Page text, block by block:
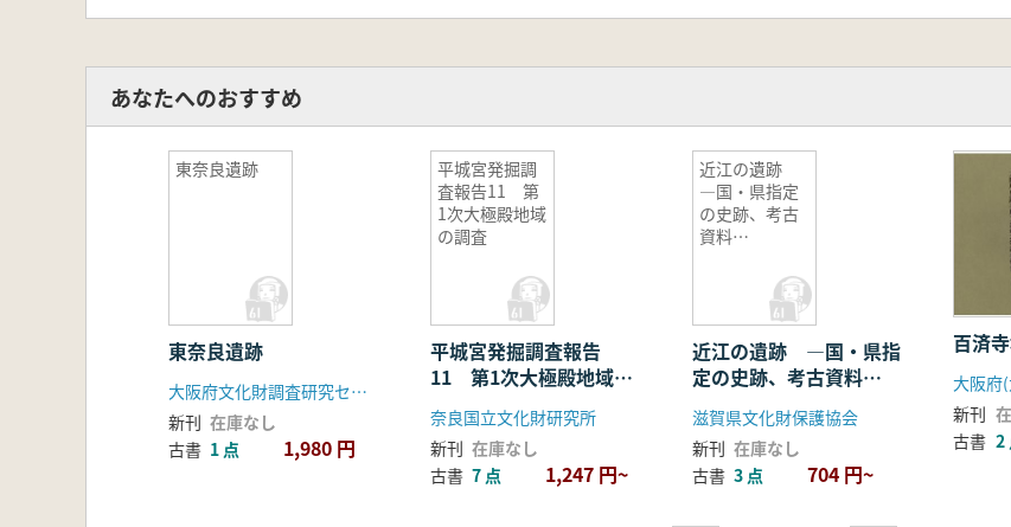
あなたへのおすすめ
東奈良遺跡
東奈良遺跡
大阪府文化財調査研究センター
新刊 在庫なし
古書 1 点 1,980 円
平城宮発掘調
査報告11 第
1次大極殿地域
の調査
平城宮発掘調査報告
11 第1次大極殿地域の
調査
奈良国立文化財研究所
新刊 在庫なし
古書 7 点 1,247 円~
近江の遺跡
―国・県指定
の史跡、考古
資料
近江の遺跡 ―国・県指
定の史跡、考古資料
―
滋賀県文化財保護協会
新刊 在庫なし
古書 3 点 704 円~
百済
新刊
古書 2